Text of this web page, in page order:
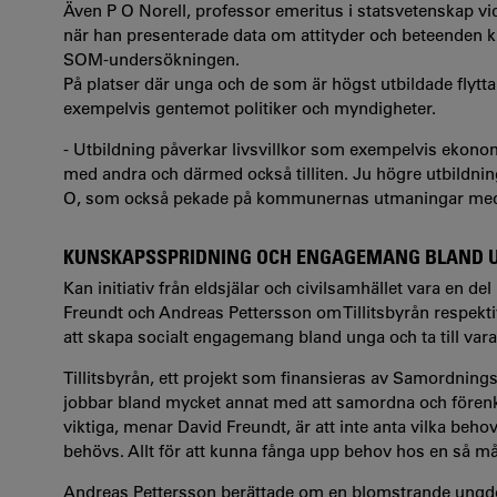
Även P O Norell, professor emeritus i statsvetenskap
när han presenterade data om attityder och
SOM-undersökningen.
På platser där unga och de som är högst utbildade
exempelvis gentemot politiker och myndigheter.
- Utbildning påverkar livsvillkor som exempelvis
med andra och därmed också tilliten. Ju högre
O, som också pekade på kommunernas utmaningar
KUNSKAPSSPRIDNING OCH ENGAGEMANG BLAND
Kan initiativ från eldsjälar och civilsamhället vara en
Freundt och Andreas Pettersson om Tillitsbyrån
att skapa socialt engagemang bland unga och ta till
Tillitsbyrån, ett projekt som finansieras av
jobbar bland mycket annat med att samordna och
viktiga, menar David Freundt, är att inte anta vilka
behövs. Allt för att kunna fånga upp behov hos en så
Andreas Pettersson berättade om en blomstrande